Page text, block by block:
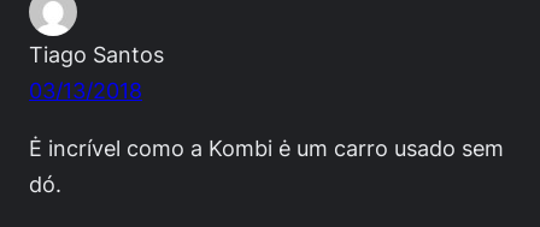
Tiago Santos
03/13/2018
Ė incrível como a Kombi ė um carro usado sem
dó.